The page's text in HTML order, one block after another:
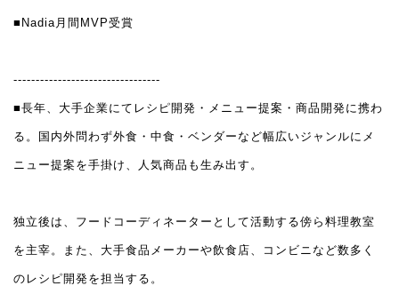
■Nadia月間MVP受賞
---------------------------------
■長年、大手企業にてレシピ開発・メニュー提案・商品開発に携わ
る。国内外問わず外食・中食・ベンダーなど幅広いジャンルにメ
ニュー提案を手掛け、人気商品も生み出す。
独立後は、フードコーディネーターとして活動する傍ら料理教室
を主宰。また、大手食品メーカーや飲食店、コンビニなど数多く
のレシピ開発を担当する。